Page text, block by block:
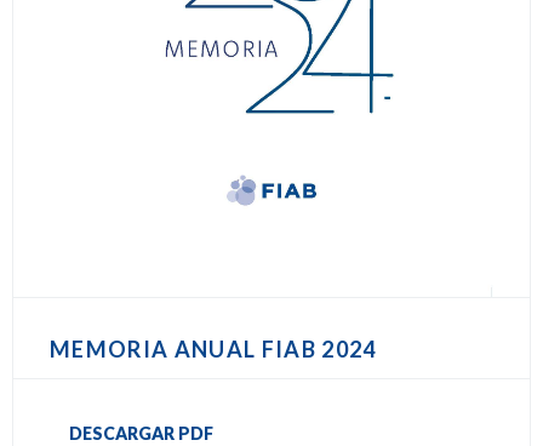
MEMORIA ANUAL FIAB 2024
DESCARGAR PDF